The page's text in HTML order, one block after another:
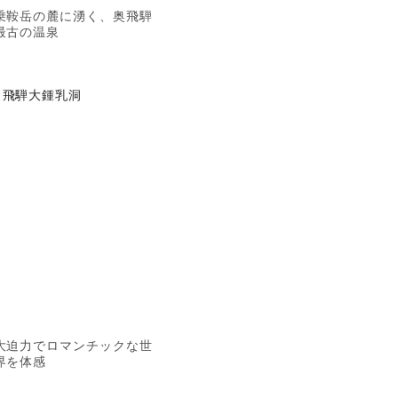
鞍岳の麓に湧く、奥飛騨
古の温泉
飛騨大鍾乳洞
迫力でロマンチックな世
を体感